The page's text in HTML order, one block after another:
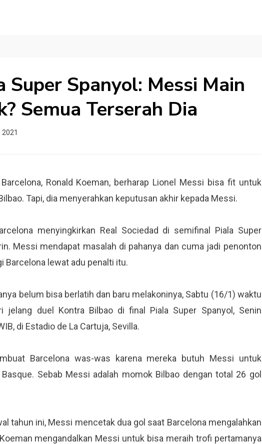
Super Spanyol: Messi Main
Semua Terserah Dia
Ronald Koeman, berharap Lionel Messi bisa fit untuk
Tapi, dia menyerahkan keputusan akhir kepada Messi.
menyingkirkan Real Sociedad di semifinal Piala Super
Messi mendapat masalah di pahanya dan cuma jadi penonton
Barcelona lewat adu penalti itu.
belum bisa berlatih dan baru melakoninya, Sabtu (16/1) waktu
jelang duel Kontra Bilbao di final Piala Super Spanyol, Senin
di Estadio de La Cartuja, Sevilla.
Barcelona was-was karena mereka butuh Messi untuk
Sebab Messi adalah momok Bilbao dengan total 26 gol
tahun ini, Messi mencetak dua gol saat Barcelona mengalahkan
mengandalkan Messi untuk bisa meraih trofi pertamanya